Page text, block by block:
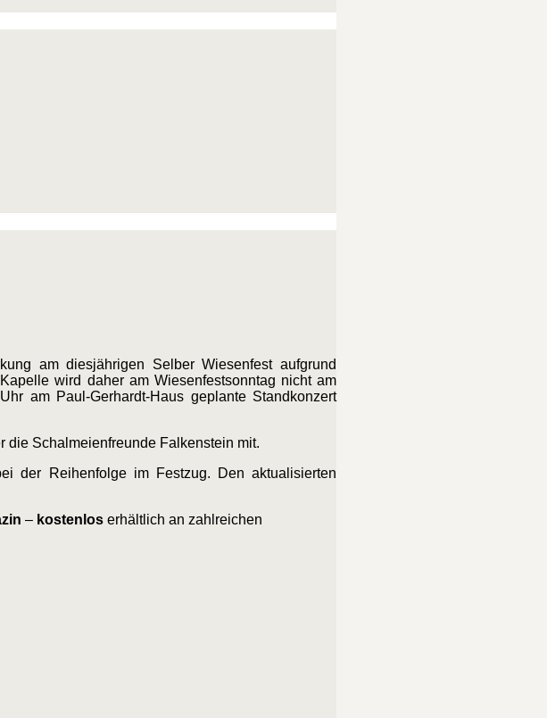
am diesjährigen Selber Wiesenfest aufgrund
wird daher am Wiesenfestsonntag nicht am
am Paul-Gerhardt-Haus geplante Standkonzert
die Schalmeienfreunde Falkenstein mit.
der Reihenfolge im Festzug. Den aktualisierten
– kostenlos erhältlich an zahlreichen